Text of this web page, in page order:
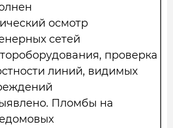
осмотр
сетей
проверка
линий, видимых
Пломбы на